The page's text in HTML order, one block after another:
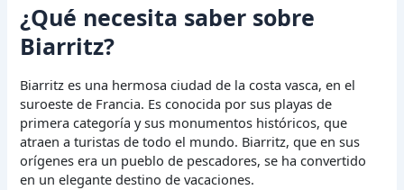
¿Qué necesita saber sobre
Biarritz?
Biarritz es una hermosa ciudad de la costa vasca, en el
suroeste de Francia. Es conocida por sus playas de
primera categoría y sus monumentos históricos, que
atraen a turistas de todo el mundo. Biarritz, que en sus
orígenes era un pueblo de pescadores, se ha convertido
en un elegante destino de vacaciones.